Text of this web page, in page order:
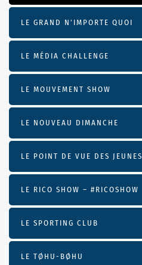
LE GRAND N’IMPORTE QUOI
LE MÉDIA CHALLENGE
LE MOUVEMENT SHOW
LE NOUVEAU DIMANCHE
LE POINT DE VUE DES JEUNES
LE RICO SHOW – #RICOSHOW
LE SPORTING CLUB
LE TØHU-BØHU